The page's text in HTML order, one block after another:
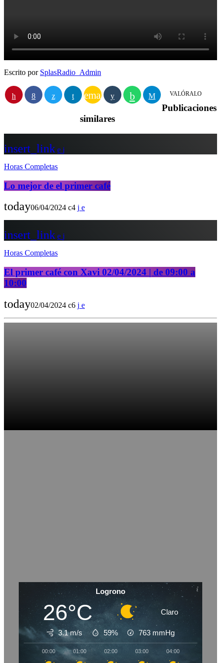
Escrito por SplasRadio_Admin
email VALÓRALO
Publicaciones
similares
insert_link
Horas Completas
Lo mejor de el primer café
today06/04/2024 4
insert_link
Horas Completas
El primer café con Xavi 02/04/2024 | de 09:00 a
10:00
today02/04/2024 6
Logrono
26°C Claro
3.1 m/s 59% 763 mmHg
00:00 01:00 02:00 03:00 04:00